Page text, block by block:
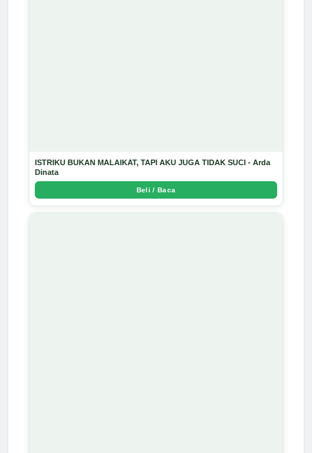
ISTRIKU BUKAN MALAIKAT, TAPI AKU JUGA TIDAK SUCI - Arda
Dinata
Beli / Baca